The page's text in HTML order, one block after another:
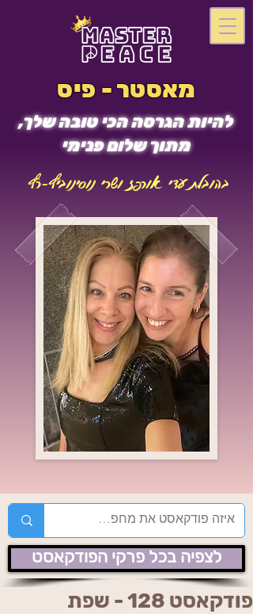
מאסטר - פיס
להיות הגרסה הכי טובה שלך,
מתוך שלום פנימי
בהובלת עדי אורפז ושרי נוסינוביץ-רץ
לצפיה בכל פרקי הפודקאסט
פודקאסט 128 - שפת